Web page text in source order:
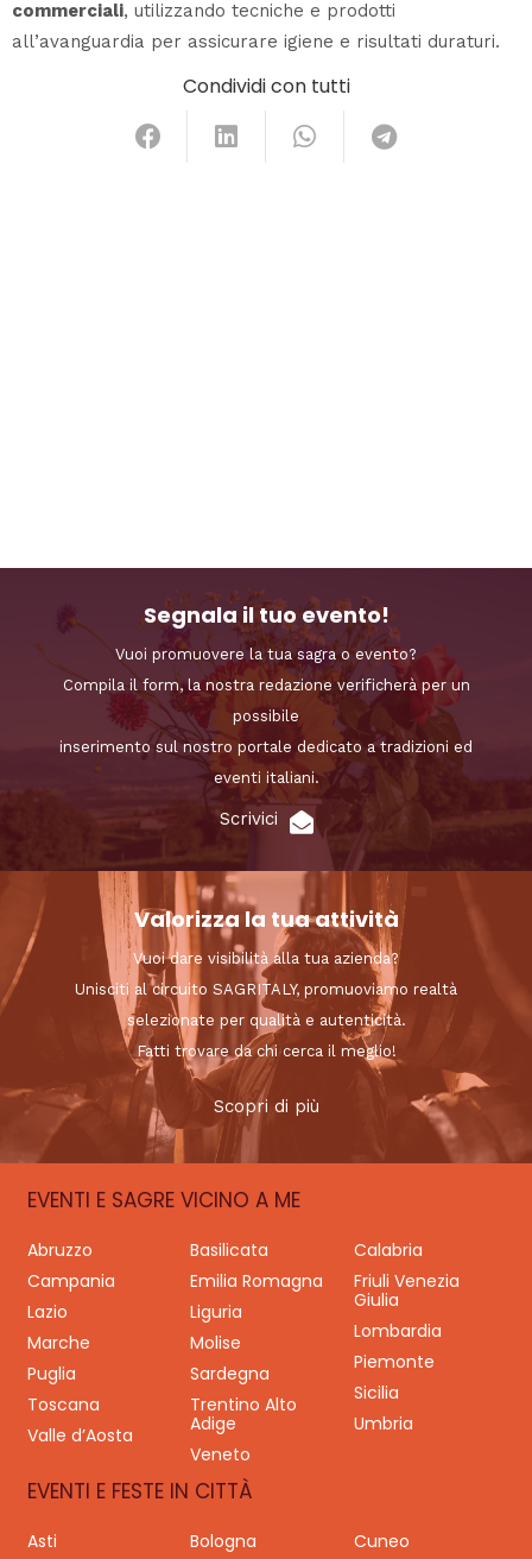
commerciali, utilizzando tecniche e prodotti
all’avanguardia per assicurare igiene e risultati duraturi.
Condividi con tutti
Segnala il tuo evento!
Vuoi promuovere la tua sagra o evento?
Compila il form, la nostra redazione verificherà per un
possibile
inserimento sul nostro portale dedicato a tradizioni ed
eventi italiani.
Scrivici
Valorizza la tua attività
Vuoi dare visibilità alla tua azienda?
Unisciti al circuito SAGRITALY, promuoviamo realtà
selezionate per qualità e autenticità.
Fatti trovare da chi cerca il meglio!
Scopri di più
EVENTI E SAGRE VICINO A ME
Abruzzo Basilicata
Calabria
Campania
Emilia Romagna
Friuli Venezia
Giulia
Lazio
Liguria
Lombardia
Marche
Molise
Piemonte
Puglia
Sardegna
Sicilia
Toscana
Trentino Alto
Adige
Umbria
Valle d’Aosta
Veneto
EVENTI E FESTE IN CITTÀ
Asti Bologna
Cuneo